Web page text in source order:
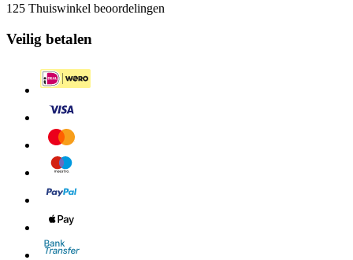
125 Thuiswinkel beoordelingen
Veilig betalen